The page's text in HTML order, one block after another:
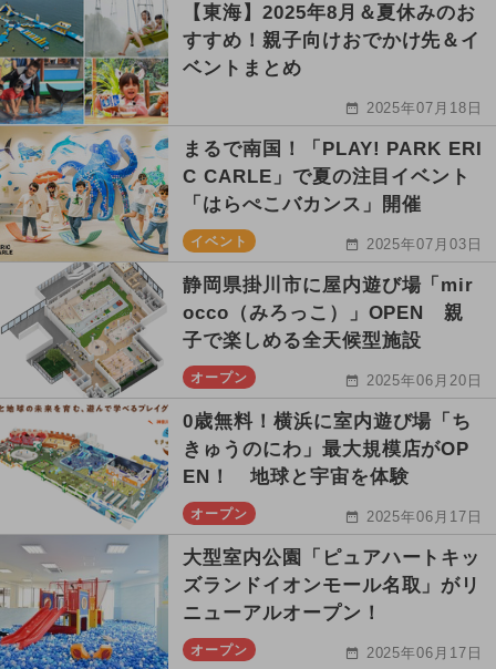
【東海】2025年8月＆夏休みのお
すすめ！親子向けおでかけ先＆イ
ベントまとめ
2025年07月18日
まるで南国！「PLAY! PARK ERI
C CARLE」で夏の注目イベント
「はらぺこバカンス」開催
イベント 2025年07月03日
静岡県掛川市に屋内遊び場「mir
occo（みろっこ）」OPEN 親
子で楽しめる全天候型施設
オープン 2025年06月20日
0歳無料！横浜に室内遊び場「ち
きゅうのにわ」最大規模店がOP
EN！ 地球と宇宙を体験
オープン 2025年06月17日
大型室内公園「ピュアハートキッ
ズランドイオンモール名取」がリ
ニューアルオープン！
オープン 2025年06月17日